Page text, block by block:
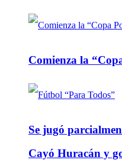
Comienza la
Se jugó
Cayó Huracán y